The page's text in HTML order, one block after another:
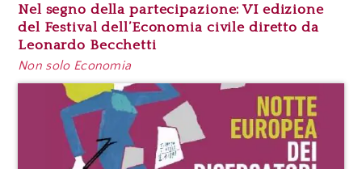
Nel segno della partecipazione: VI edizione
del Festival dell’Economia civile diretto da
Leonardo Becchetti
Non solo Economia